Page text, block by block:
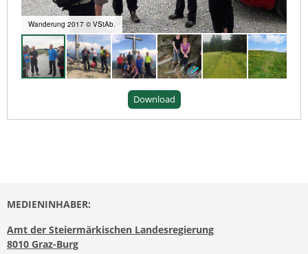
Wanderung 2017 © VStAb.
Download
MEDIENINHABER:
Amt der Steiermärkischen Landesregierung
8010 Graz-Burg